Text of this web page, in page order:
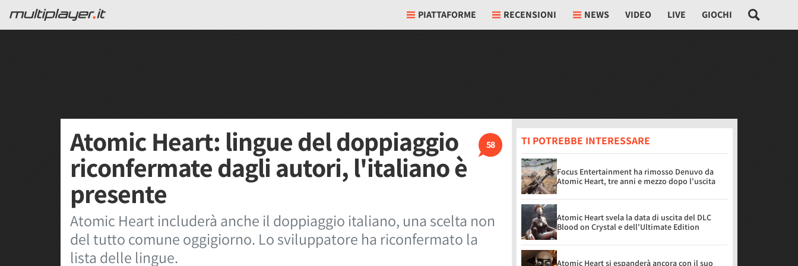
PIATTAFORME RECENSIONI NEWS VIDEO LIVE GIOCHI
58
Atomic Heart: lingue del doppiaggio
riconfermate dagli autori, l'italiano è
presente
Atomic Heart includerà anche il doppiaggio italiano, una scelta non
del tutto comune oggigiorno. Lo sviluppatore ha riconfermato la
lista delle lingue.
TI POTREBBE INTERESSARE
Focus Entertainment ha rimosso Denuvo da
Atomic Heart, tre anni e mezzo dopo l'uscita
Atomic Heart svela la data di uscita del DLC
Blood on Crystal e dell'Ultimate Edition
Atomic Heart si espanderà ancora con il suo